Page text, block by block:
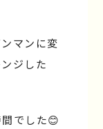
マンに変
ジした
でした😊